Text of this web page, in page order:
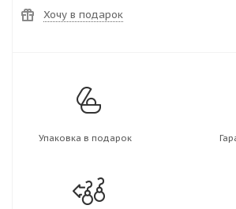
Хочу в подарок
Упаковка в подарок